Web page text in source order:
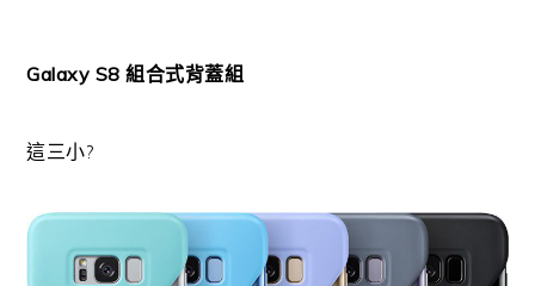
Galaxy S8 組合式背蓋組
這三小?